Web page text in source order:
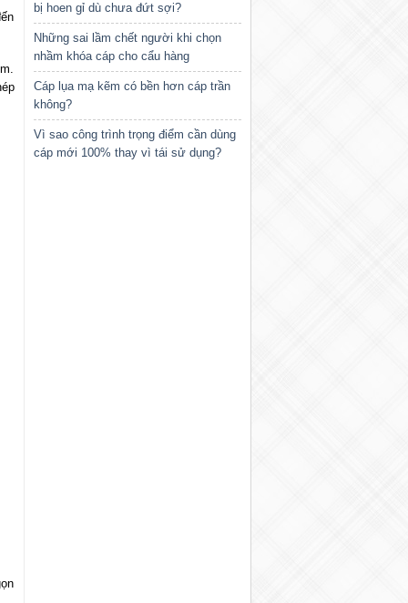
bị hoen gỉ dù chưa đứt sợi?
Những sai lầm chết người khi chọn
nhầm khóa cáp cho cẩu hàng
Cáp lụa mạ kẽm có bền hơn cáp trần
không?
Vì sao công trình trọng điểm cần dùng
cáp mới 100% thay vì tái sử dụng?